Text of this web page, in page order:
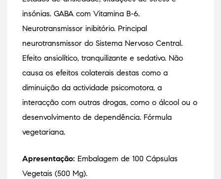
insónias. GABA com Vitamina B-6.
Neurotransmissor inibitório. Principal
neurotransmissor do Sistema Nervoso Central.
Efeito ansiolítico, tranquilizante e sedativo. Não
causa os efeitos colaterais destas como a
diminuição da actividade psicomotora, a
interacção com outras drogas, como o álcool ou o
desenvolvimento de dependência. Fórmula
vegetariana.
Apresentação: Embalagem de 100 Cápsulas
Vegetais (500 Mg).